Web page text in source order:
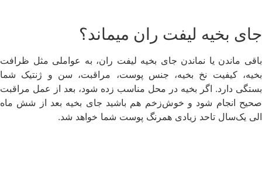
جای بخیه لیفت ران میماند؟
باقی ماندن یا نماندن جای بخیه لیفت ران، به عواملی مثل ظرافت
بخیه، کیفیت نخ بخیه، جنس پوست، مراقبت، سن و ژنتیک شما
بستگی دارد. اگر بخیه در محل مناسب زده شود، بعد از عمل مراقبت
صحیح انجام شود و خوش‌زخم هم باشید جای بخیه بعد از شش ماه
الی یک‌سال تاحد زیادی همرنگ پوست شما خواهد شد.